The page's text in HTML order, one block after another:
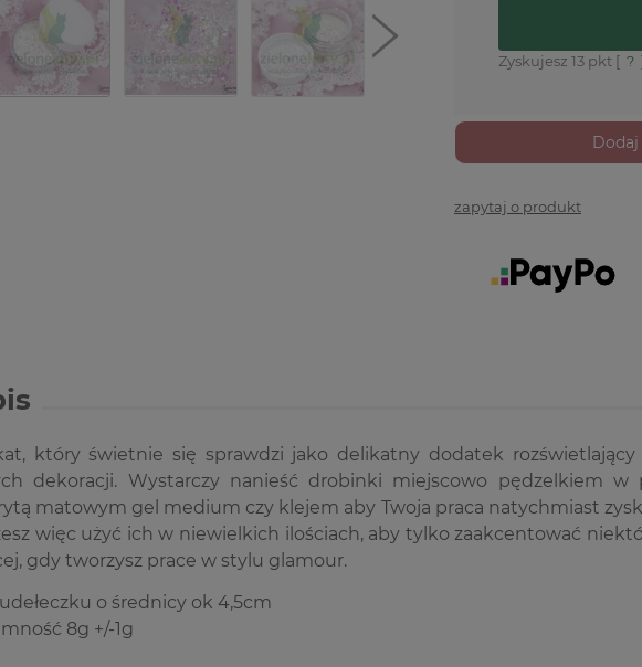
Zyskujesz 13 pkt [ ?
zapytaj o produkt
który świetnie się sprawdzi jako delikatny dodatek
dekoracji. Wystarczy nanieść drobinki miejscowo pędzelkiem w
matowym gel medium czy klejem aby Twoja praca natychmiast
więc użyć ich w niewielkich ilościach, aby tylko zaakcentować
gdy tworzysz prace w stylu glamour.
o średnicy ok 4,5cm
8g +/-1g